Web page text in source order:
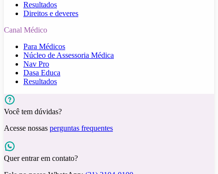
Resultados
Direitos e deveres
Canal Médico
Para Médicos
Núcleo de Assessoria Médica
Nav Pro
Dasa Educa
Resultados
Você tem dúvidas?
Acesse nossas perguntas frequentes
Quer entrar em contato?